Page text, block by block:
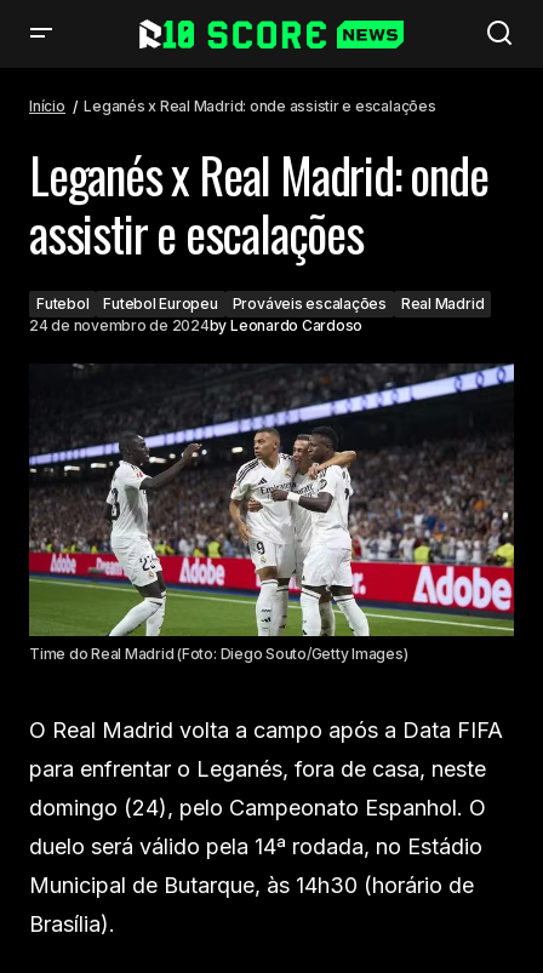
Início Leganés x Real Madrid: onde assistir e escalações
Leganés x Real Madrid: onde
assistir e escalações
Futebol Futebol Europeu Prováveis escalações
Real Madrid
24 de novembro de 2024by Leonardo Cardoso
Time do Real Madrid (Foto: Diego Souto/Getty Images)
O Real Madrid volta a campo após a Data FIFA
para enfrentar o Leganés, fora de casa, neste
domingo (24), pelo Campeonato Espanhol. O
duelo será válido pela 14ª rodada, no Estádio
Municipal de Butarque, às 14h30 (horário de
Brasília).